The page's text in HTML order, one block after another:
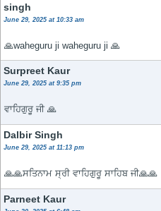
singh
June 29, 2025 at 10:33 am
🙏waheguru ji waheguru ji 🙏
Surpreet Kaur
June 29, 2025 at 9:35 pm
ਵਾਹਿਗੁਰੂ ਜੀ 🙏
Dalbir Singh
June 29, 2025 at 11:13 pm
🙏🙏ਸਤਿਨਾਮ ਸ੍ਰੀ ਵਾਹਿਗੁਰੂ ਸਾਹਿਬ ਜੀ🙏🙏
Parneet Kaur